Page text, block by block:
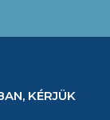
KÉRJÜK